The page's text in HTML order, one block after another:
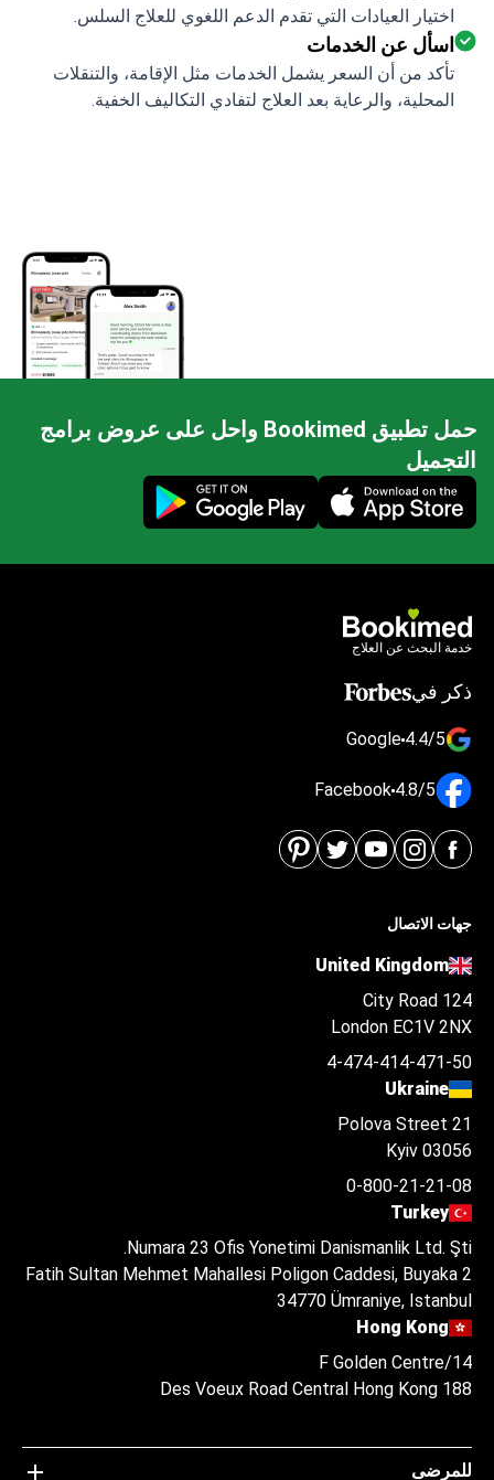
اختيار العيادات التي تقدم الدعم اللغوي للعلاج السلس.
اسأل عن الخدمات
تأكد من أن السعر يشمل الخدمات مثل الإقامة، والتنقلات
المحلية، والرعاية بعد العلاج لتفادي التكاليف الخفية.
حمل تطبيق Bookimed واحل على عروض برامج
التجميل
Mobile app illustration
خدمة البحث عن العلاج
ذكر في
4.4/5
Google
4.8/5
Facebook
جهات الاتصال
United Kingdom
124 City Road
London EC1V 2NX
4-474-414-471-50
Ukraine
Polova Street 21
Kyiv 03056
0-800-21-21-08
Turkey
Numara 23 Ofis Yonetimi Danismanlik Ltd. Şti.
Fatih Sultan Mehmet Mahallesi Poligon Caddesi, Buyaka 2
34770 Ümraniye, Istanbul
Hong Kong
14/F Golden Centre
188 Des Voeux Road Central Hong Kong
للمرضى